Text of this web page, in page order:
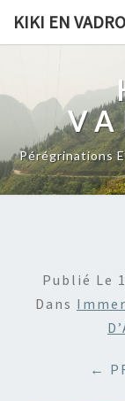
KIKI EN
Pérégrinations
Publié Le
Dans
←